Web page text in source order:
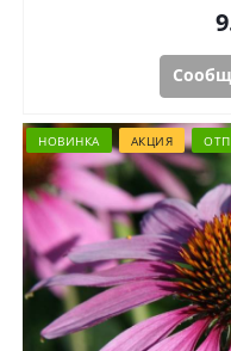
НОВИНКА АКЦИЯ